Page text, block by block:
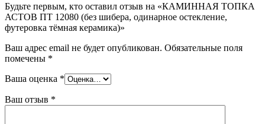
Будьте первым, кто оставил отзыв на «КАМИННАЯ ТОПКА
АСТОВ ПТ 12080 (без шибера, одинарное остекление,
футеровка тёмная керамика)»
Ваш адрес email не будет опубликован. Обязательные поля
помечены *
Ваша оценка *
Ваш отзыв *